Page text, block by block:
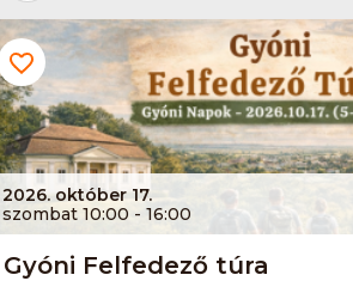
2026. október 17.
szombat 10:00 - 16:00
Gyóni Felfedező túra